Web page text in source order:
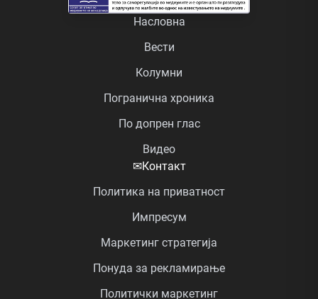
Насловна
Вести
Колумни
Погранична хроника
По допрен глас
Видео
✉Контакт
Политика на приватност
Импресум
Маркетинг стратегија
Понуда за рекламирање
Политички маркетинг